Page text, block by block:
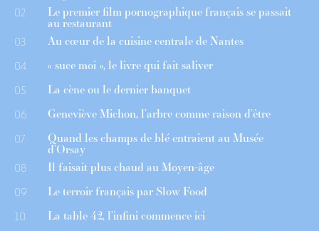
02 Le premier film pornographique français se passait
au restaurant
03 Au cœur de la cuisine centrale de Nantes
04 « suce moi », le livre qui fait saliver
05 La cène ou le dernier banquet
06 Geneviève Michon, l’arbre comme raison d’être
07 Quand les champs de blé entraient au Musée
d’Orsay
08 Il faisait plus chaud au Moyen-âge
09 Le terroir français par Slow Food
10 La table 42, l’infini commence ici